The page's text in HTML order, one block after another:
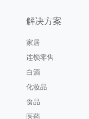
解决方案
家居
连锁零售
白酒
化妆品
食品
医药